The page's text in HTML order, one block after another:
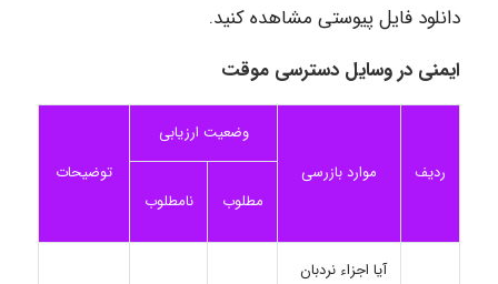
دانلود فایل پیوستی مشاهده کنید.
ایمنی در وسایل دسترسی موقت
ردیف موارد بازرسی
وضعیت ارزیابی
توضیحات
مطلوب
نامطلوب
آیا اجزاء نردبان